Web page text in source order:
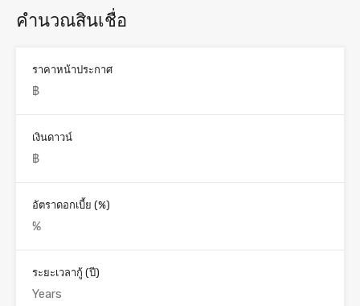
คำนวณสินเชื่อ
ราคาหน้าประกาศ
เงินดาวน์
อัตราดอกเบี้ย (%)
ระยะเวลากู้ (ปี)